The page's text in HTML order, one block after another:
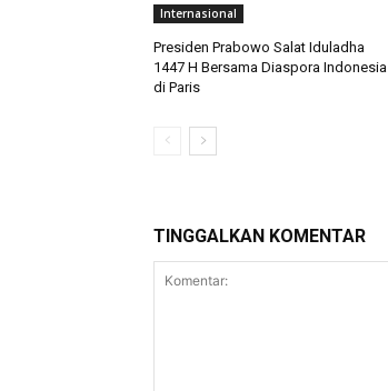
Internasional
Presiden Prabowo Salat Iduladha
1447 H Bersama Diaspora Indonesia
di Paris
TINGGALKAN KOMENTAR